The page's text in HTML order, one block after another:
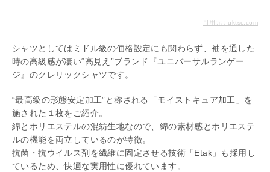
引用元：uktsc.com
シャツとしてはミドル級の価格設定にも関わらず、袖を通した
時の高級感が凄い“高見え”ブランド『ユニバーサルランゲー
ジ』のクレリックシャツです。
“最高級の形態安定加工”と称される「モイストキュア加工」を
施された１枚をご紹介。
綿とポリエステルの混紡生地なので、綿の素材感とポリエステ
ルの機能を両立しているのが特徴。
抗菌・抗ウイルス剤を繊維に固定させる技術「Etak」も採用し
ているため、快適な実用性に優れています。